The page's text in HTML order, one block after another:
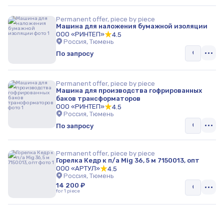
Периферийное оборудование
Резервуары
Сварочное оборудование
Промышленная сантехника и водоотведение
Оборудование для лакокрасочного производства
Промышленные моечные машины и ванны
Материалы и сырье
Дробильное оборудование
Горно-добывающая промышленность
Permanent offer, piece by piece
Машина для наложения бумажной изоляции
ООО «РИНТЕП»
4.5
Россия, Тюмень
По запросу
Permanent offer, piece by piece
Машина для производства гофрированных
баков трансформаторов
ООО «РИНТЕП»
4.5
Россия, Тюмень
По запросу
Permanent offer, piece by piece
Горелка Кедр к п/а Mig 36, 5 м 7150013, опт
ООО «АРТУЛ»
4.5
Россия, Тюмень
14 200 ₽
for 1 piece